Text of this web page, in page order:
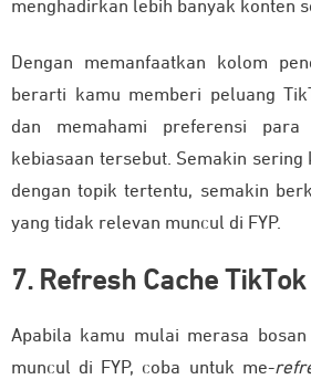
menghadirkan lebih banyak konten
Dengan memanfaatkan kolom
berarti kamu memberi peluang
dan memahami preferensi para
kebiasaan tersebut. Semakin sering
dengan topik tertentu, semakin
yang tidak relevan muncul di FYP.
7. Refresh Cache TikTok
Apabila kamu mulai merasa
muncul di FYP, coba untuk me-